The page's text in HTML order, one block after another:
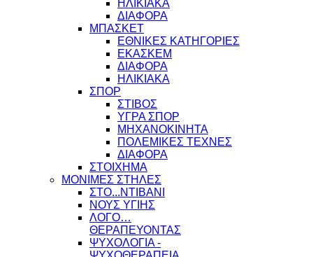
ΗΛΙΚΙΑΚΑ
ΔΙΑΦΟΡΑ
ΜΠΑΣΚΕΤ
ΕΘΝΙΚΕΣ ΚΑΤΗΓΟΡΙΕΣ
ΕΚΑΣΚΕΜ
ΔΙΑΦΟΡΑ
ΗΛΙΚΙΑΚΑ
ΣΠΟΡ
ΣΤΙΒΟΣ
ΥΓΡΑ ΣΠΟΡ
ΜΗΧΑΝΟΚΙΝΗΤΑ
ΠΟΛΕΜΙΚΕΣ ΤΕΧΝΕΣ
ΔΙΑΦΟΡΑ
ΣΤΟΙΧΗΜΑ
ΜΟΝΙΜΕΣ ΣΤΗΛΕΣ
ΣΤΟ...ΝΤΙΒΑΝΙ
ΝΟΥΣ ΥΓΙΗΣ
ΛΟΓΟ…
ΘΕΡΑΠΕΥΟΝΤΑΣ
ΨΥΧΟΛΟΓΙΑ -